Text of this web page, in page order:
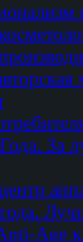
За
Age